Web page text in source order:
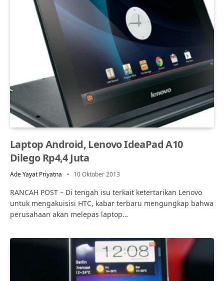
Laptop Android, Lenovo IdeaPad A10
Dilego Rp4,4 Juta
Ade Yayat Priyatna 10 Oktober 2013
RANCAH POST – Di tengah isu terkait ketertarikan Lenovo
untuk mengakuisisi HTC, kabar terbaru mengungkap bahwa
perusahaan akan melepas laptop…